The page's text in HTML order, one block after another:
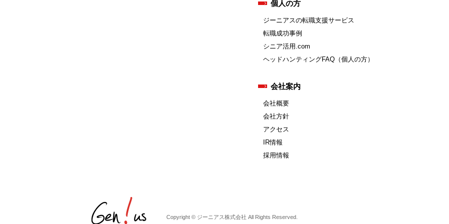
個人の方
ジーニアスの転職支援サービス
転職成功事例
シニア活用.com
ヘッドハンティングFAQ（個人の方）
会社案内
会社概要
会社方針
アクセス
IR情報
採用情報
Copyright © ジーニアス株式会社 All Rights Reserved.